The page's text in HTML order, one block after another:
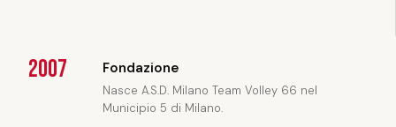
2007 Fondazione
Nasce A.S.D. Milano Team Volley 66 nel
Municipio 5 di Milano.